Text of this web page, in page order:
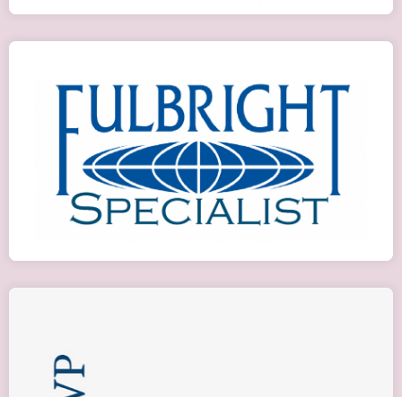
Fulbright Program
Детальніше